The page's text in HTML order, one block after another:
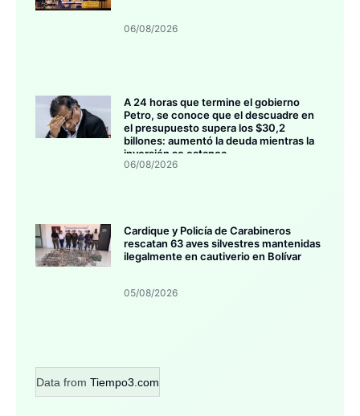
06/08/2026
A 24 horas que termine el gobierno
Petro, se conoce que el descuadre en
el presupuesto supera los $30,2
billones: aumentó la deuda mientras la
inversión se estanca
06/08/2026
Cardique y Policía de Carabineros
rescatan 63 aves silvestres mantenidas
ilegalmente en cautiverio en Bolívar
05/08/2026
Data from Tiempo3.com